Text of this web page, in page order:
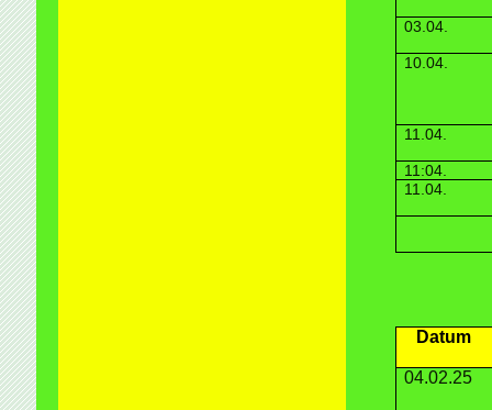
03.04.
10.04.
11.04.
11:04.
11.04.
Datum
04.02.25